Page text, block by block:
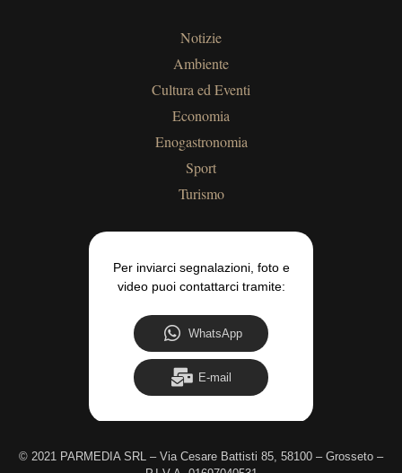
Notizie
Ambiente
Cultura ed Eventi
Economia
Enogastronomia
Sport
Turismo
Per inviarci segnalazioni, foto e
video puoi contattarci tramite:
WhatsApp
E-mail
© 2021 PARMEDIA SRL – Via Cesare Battisti 85, 58100 – Grosseto –